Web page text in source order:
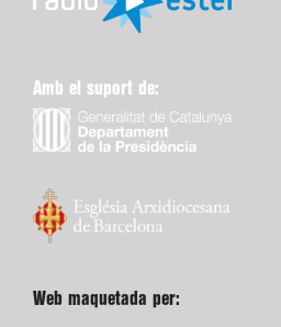
Amb el suport de:
Web maquetada per: